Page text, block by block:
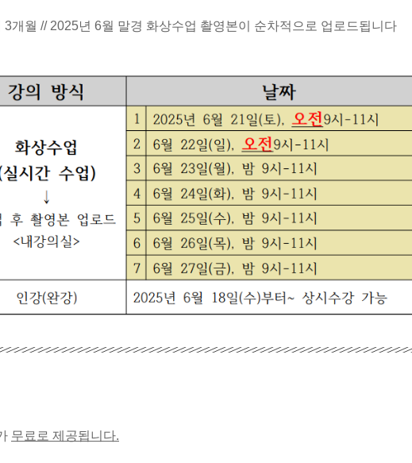
개월 // 2025년 6월 말경 화상수업 촬영본이 순차적으로 업로드됩니다
무료로 제공됩니다.